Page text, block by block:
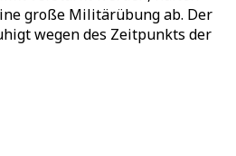
große Militärübung ab. Der
wegen des Zeitpunkts der